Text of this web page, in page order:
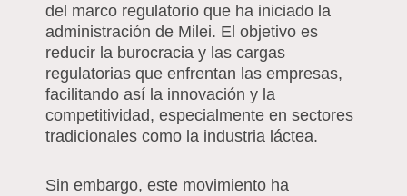
del marco regulatorio que ha iniciado la
administración de Milei. El objetivo es
reducir la burocracia y las cargas
regulatorias que enfrentan las empresas,
facilitando así la innovación y la
competitividad, especialmente en sectores
tradicionales como la industria láctea.
Sin embargo, este movimiento ha